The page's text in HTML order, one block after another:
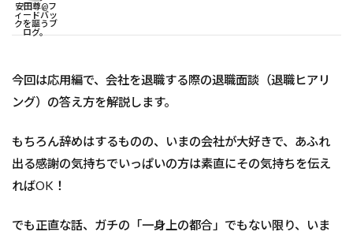
安田尊@フ
ィードバッ
クを謳うブ
ログ。
今回は応用編で、会社を退職する際の退職面談（退職ヒアリ
ング）の答え方を解説します。
もちろん辞めはするものの、いまの会社が大好きで、あふれ
出る感謝の気持ちでいっぱいの方は素直にその気持ちを伝え
ればOK！
でも正直な話、ガチの「一身上の都合」でもない限り、いま